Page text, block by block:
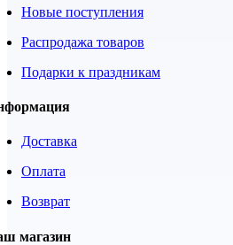
Новые поступления
Распродажа товаров
Подарки к праздникам
Доставка
Оплата
Возврат
магазин